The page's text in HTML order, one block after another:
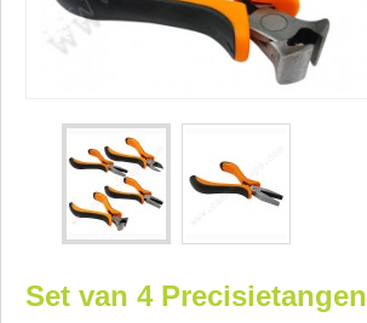
Set van 4 Precisietangen